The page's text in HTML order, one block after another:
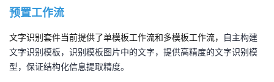
坛
圈
子
的
直
播
我
的
活
我
的
我
预置工作流
文字识别套件当前提供了单模板工作流和多模板工作流，
自主构建
文字识别模板，识别模板图片中的文字，提供高精度的文字识别模
型，保证结构化信息提取精度。